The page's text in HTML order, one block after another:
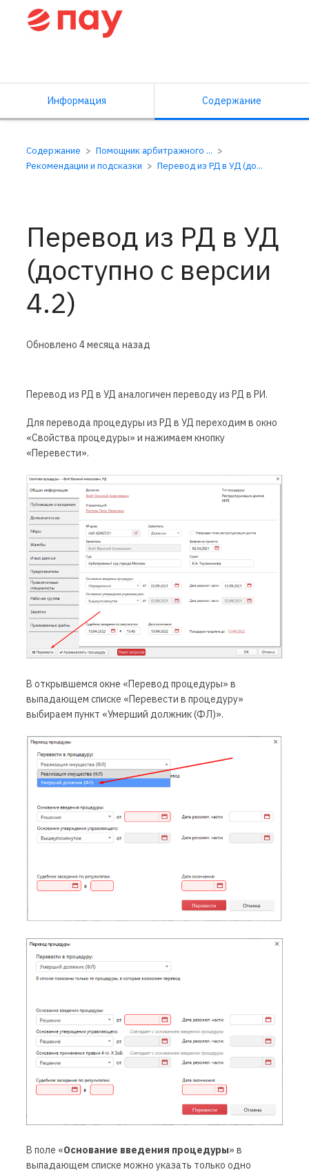
Информация Содержание
Содержание
Помощник арбитражного ...
Рекомендации и подсказки
Перевод из РД в УД (до...
Перевод из РД в УД
(доступно с версии
4.2)
Обновлено 4 месяца назад
Перевод из РД в УД аналогичен переводу из РД в РИ.
Для перевода процедуры из РД в УД переходим в окно
«Свойства процедуры» и нажимаем кнопку
«Перевести».
В открывшемся окне «Перевод процедуры» в
выпадающем списке «Перевести в процедуру»
выбираем пункт «Умерший должник (ФЛ)».
В поле «Основание введения процедуры» в
выпадающем списке можно указать только одно